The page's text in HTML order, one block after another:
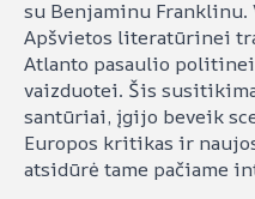
su Benjaminu Franklinu.
Apšvietos literatūrinei
Atlanto pasaulio
vaizduotei. Šis
santūriai, įgijo beveik
Europos kritikas ir
atsidūrė tame pačiame